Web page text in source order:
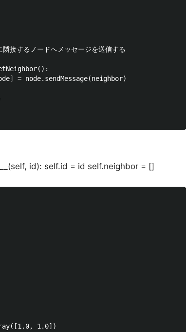
接するノードへメッセージを送信する
= node.sendMessage(neighbor)
id): self.id = id self.neighbor = []
1.0])